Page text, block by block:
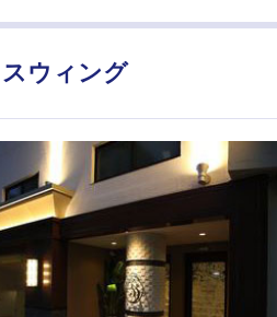
ウィング